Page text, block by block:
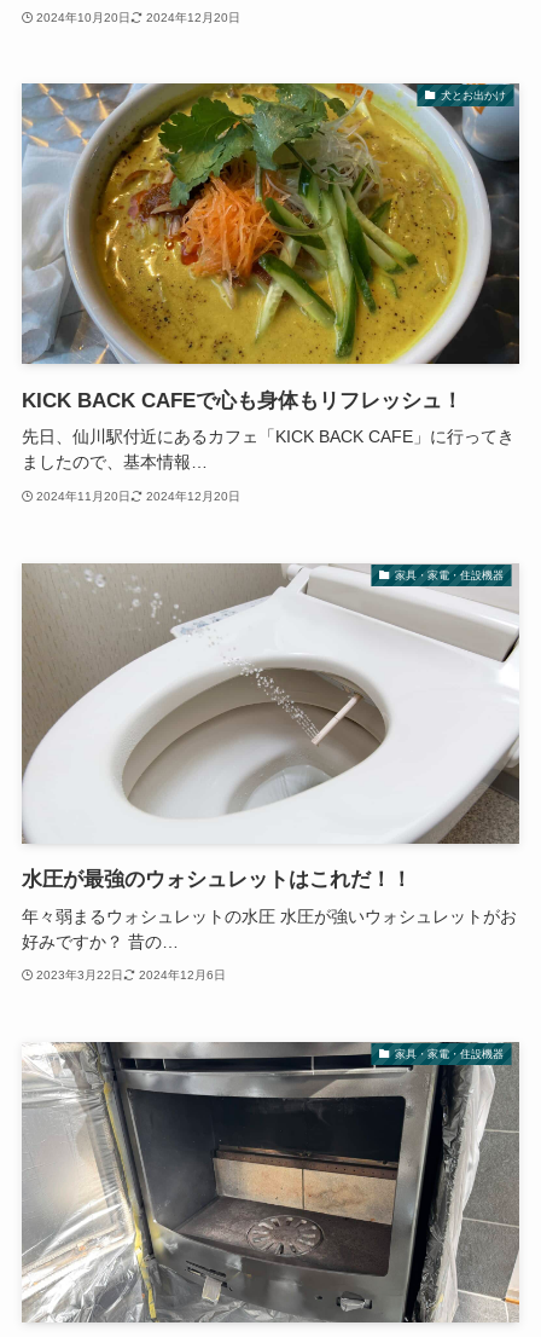
2024年10月20日 2024年12月20日
犬とお出かけ
KICK BACK CAFEで心も身体もリフレッシュ！
先日、仙川駅付近にあるカフェ「KICK BACK CAFE」に行ってき
ましたので、基本情報…
2024年11月20日 2024年12月20日
家具・家電・住設機器
水圧が最強のウォシュレットはこれだ！！
年々弱まるウォシュレットの水圧 水圧が強いウォシュレットがお
好みですか？ 昔の…
2023年3月22日 2024年12月6日
家具・家電・住設機器